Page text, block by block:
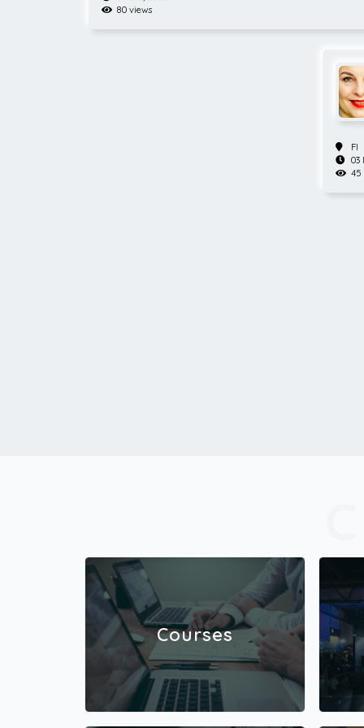
80 views
FI
03
45
Courses